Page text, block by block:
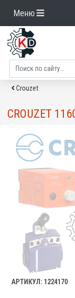
Меню
Crouzet
CROUZET
АРТИКУЛ: 1224170